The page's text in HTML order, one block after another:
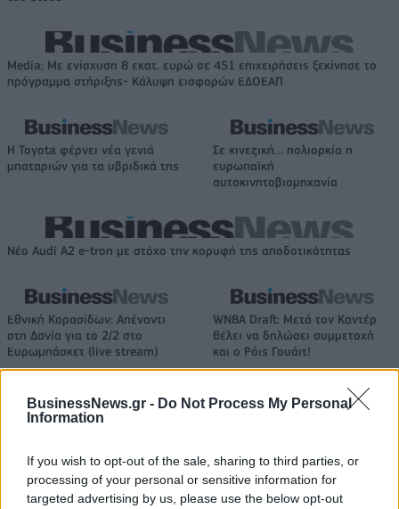
BusinessNews.gr - Do Not Process My Personal
Information
If you wish to opt-out of the sale, sharing to third parties, or
processing of your personal or sensitive information for
targeted advertising by us, please use the below opt-out
Media: Με ενίσχυση 8 εκατ. ευρώ σε 451 επιχειρήσεις ξεκίνησε το
πρόγραμμα στήριξης- Κάλυψη εισφορών ΕΔΟΕΑΠ
Η Toyota φέρνει νέα γενιά
μπαταριών για τα υβριδικά της
Σε κινεζική… πολιορκία η
ευρωπαϊκή
αυτοκινητοβιομηχανία
Νέο Audi A2 e-tron με στόχο την κορυφή της αποδοτικότητας
Εθνική Κορασίδων: Απέναντι
στη Δανία για το 2/2 στο
Ευρωμπάσκετ (live stream)
WNBA Draft: Μετά τον Καντέρ
θέλει να δηλώσει συμμετοχή
και ο Ρόις Γουάιτ!
Ελληνική Αναπτυξιακή Τράπεζα: Με «προίκα» 2 δισ. ευρώ ανοίγει